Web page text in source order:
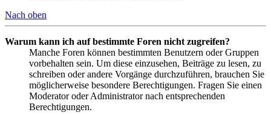
Nach oben
Warum kann ich auf bestimmte Foren nicht zugreifen?
Manche Foren können bestimmten Benutzern oder Gruppen
vorbehalten sein. Um diese einzusehen, Beiträge zu lesen, zu
schreiben oder andere Vorgänge durchzuführen, brauchen Sie
möglicherweise besondere Berechtigungen. Fragen Sie einen
Moderator oder Administrator nach entsprechenden
Berechtigungen.